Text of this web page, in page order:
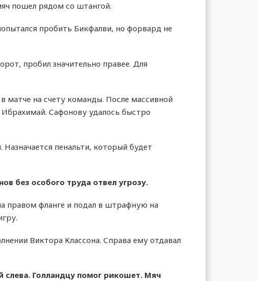
пошел рядом со штангой.
пробить Бикфалви, но форвард не
пробил значительно правее. Для
матче на счету команды. После массивной
Сафонову удалось быстро
пенальти, который будет
без особого труда отвел угрозу.
правом фланге и подал в штрафную на
Виктора Классона. Справа ему отдавал
слева. Голландцу помог рикошет. Мяч